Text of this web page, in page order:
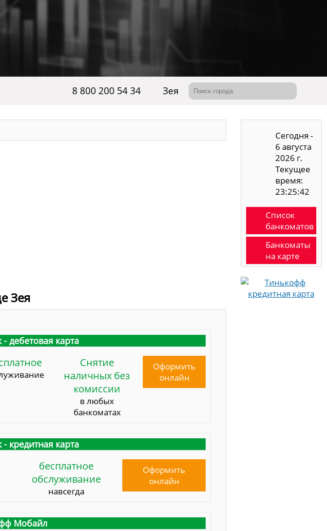
8 800 200 54 34 Зея
Зея
дебетовая карта
Снятие
наличных без
комиссии
в любых
банкоматах
Оформить
онлайн
кредитная карта
бесплатное
обслуживание
навсегда
Оформить
онлайн
Мобайл
Сегодня -
6 августа
2026 г.
Текущее
время:
23:25:42
Список
банкоматов
Банкоматы
на карте